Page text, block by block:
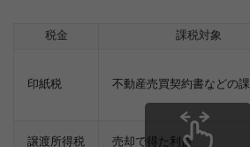
税金 課税対象
印紙税 不動産売買契約書などの
譲渡所得税 売却で得た利益